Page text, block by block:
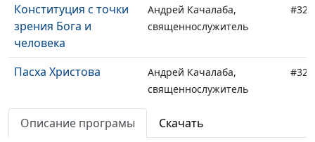
Конституция с точки
зрения Бога и
человека
Андрей Качалаба,
священнослужитель
#322
Пасха Христова
Андрей Качалаба,
священнослужитель
#321
Как Иисус исцеляет
Павел Меженин,
священнослужитель
Описание програмы Скачать